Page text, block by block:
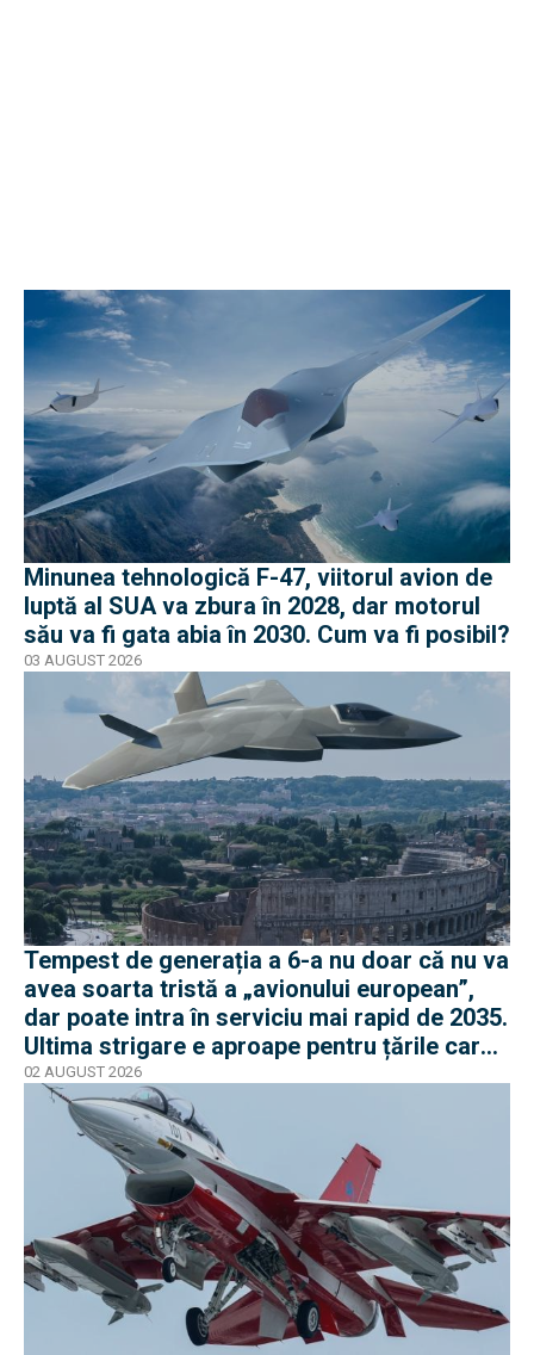
Minunea tehnologică F-47, viitorul avion de
luptă al SUA va zbura în 2028, dar motorul
său va fi gata abia în 2030. Cum va fi posibil?
03 AUGUST 2026
Tempest de generația a 6-a nu doar că nu va
avea soarta tristă a „avionului european”,
dar poate intra în serviciu mai rapid de 2035.
Ultima strigare e aproape pentru țările care
vor în program
02 AUGUST 2026